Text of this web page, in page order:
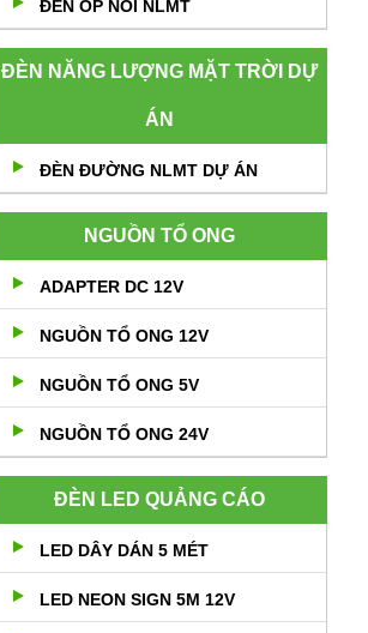
ĐÈN ỐP NỔI NLMT
ĐÈN NĂNG LƯỢNG MẶT TRỜI DỰ
ÁN
ĐÈN ĐƯỜNG NLMT DỰ ÁN
NGUỒN TỔ ONG
ADAPTER DC 12V
NGUỒN TỔ ONG 12V
NGUỒN TỔ ONG 5V
NGUỒN TỔ ONG 24V
ĐÈN LED QUẢNG CÁO
LED DÂY DÁN 5 MÉT
LED NEON SIGN 5M 12V